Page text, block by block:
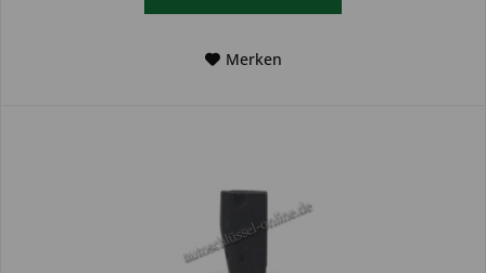
Merken